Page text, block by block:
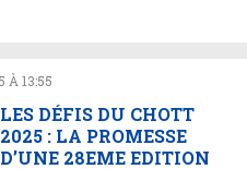
À 13:55
LES DÉFIS DU CHOTT
2025 : LA PROMESSE
D’UNE 28EME EDITION